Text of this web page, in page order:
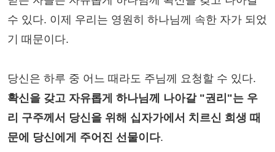
수 있다. 이제 우리는 영원히 하나님께 속한 자가 되었
기 때문이다.
당신은 하루 중 어느 때라도 주님께 요청할 수 있다.
확신을 갖고 자유롭게 하나님께 나아갈 "권리"는 우
리 구주께서 당신을 위해 십자가에서 치르신 희생 때
문에 당신에게 주어진 선물이다.